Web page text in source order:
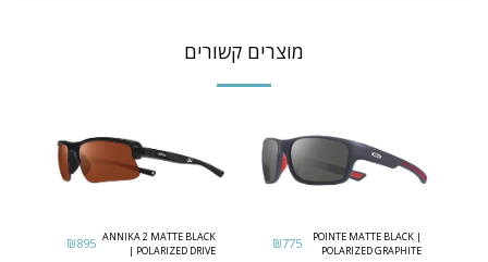
מוצרים קשורים
POINTE MATTE BLACK |
POLARIZED GRAPHITE
₪775
ANNIKA 2 MATTE BLACK
| POLARIZED DRIVE
₪895